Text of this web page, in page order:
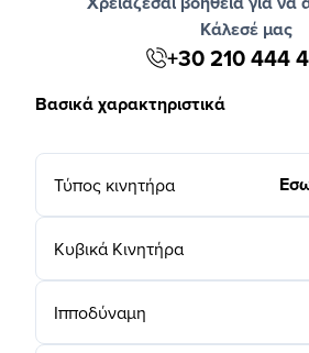
Κάλεσέ μας
+30 210 444
Βασικά χαρακτηριστικά
Τύπος κινητήρα
Κυβικά Κινητήρα
Ιπποδύναμη